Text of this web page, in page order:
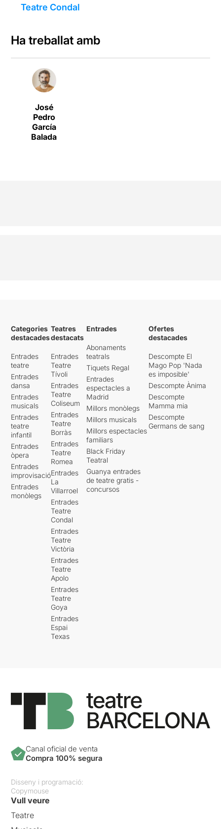
Teatre Condal
Ha treballat amb
José
Pedro
García
Balada
Categories
destacades
Entrades
teatre
Entrades
dansa
Entrades
musicals
Entrades
teatre
infantil
Entrades
òpera
Entrades
improvisació
Entrades
monòlegs
Teatres
destacats
Entrades
Teatre
Tívoli
Entrades
Teatre
Coliseum
Entrades
Teatre
Borràs
Entrades
Teatre
Romea
Entrades
La
Villarroel
Entrades
Teatre
Condal
Entrades
Teatre
Victòria
Entrades
Teatre
Apolo
Entrades
Teatre
Goya
Entrades
Espai
Texas
Entrades
Abonaments
teatrals
Tiquets Regal
Entrades
espectacles a
Madrid
Millors monòlegs
Millors musicals
Millors espectacles
familiars
Black Friday
Teatral
Guanya entrades
de teatre gratis -
concursos
Ofertes
destacades
Descompte El
Mago Pop 'Nada
es imposible'
Descompte Ànima
Descompte
Mamma mia
Descompte
Germans de sang
Canal oficial de venta
Compra 100% segura
Disseny i programació:
Copymouse
Vull veure
Teatre